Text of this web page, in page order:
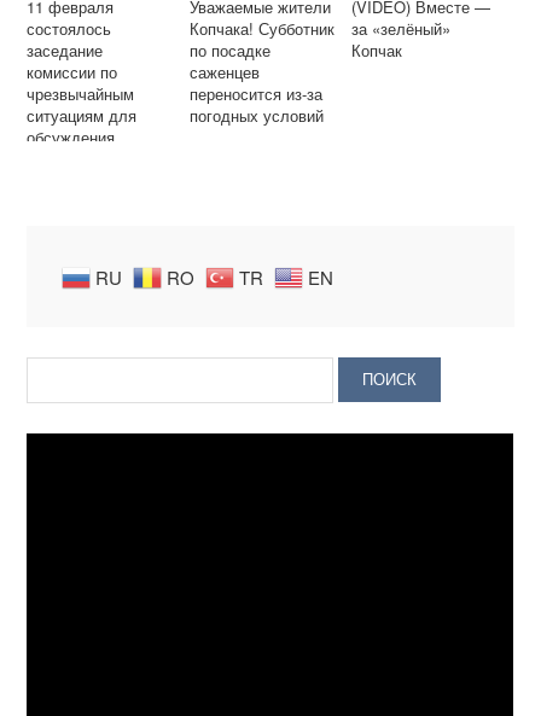
11 февраля
состоялось
заседание
комиссии по
чрезвычайным
ситуациям для
обсуждения
Уважаемые жители
Копчака! Субботник
по посадке
саженцев
переносится из-за
погодных условий
(VIDEO) Вместе —
за «зелёный»
Копчак
RU RO TR EN